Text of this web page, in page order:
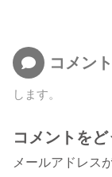
コメント
します。
コメントを
メールアドレス